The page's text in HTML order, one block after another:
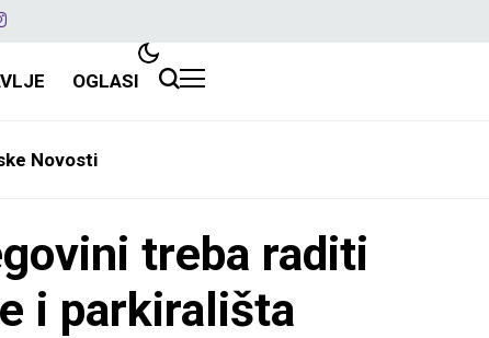
OGLASI
Novosti
treba raditi
i parkirališta